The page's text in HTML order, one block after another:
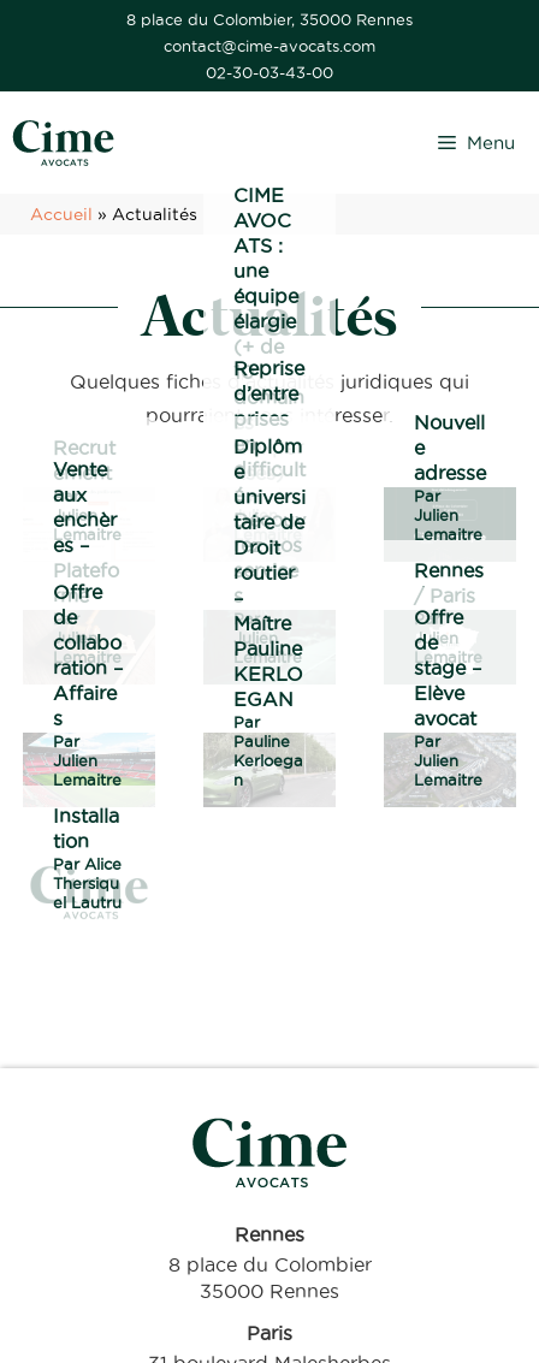
8 place du Colombier, 35000 Rennes
contact@cime-avocats.com
02-30-03-43-00
Menu
Accueil » Actualités
Actualités
Quelques fiches d'actualités juridiques qui
pourraient vous intéresser.
Recrut
ement
Par
Julien
Lemaitre
CIME
AVOC
ATS :
une
équipe
élargie
(+ de
10
domain
es
d’exper
tises)
Par
Julien
Lemaitre
Nouvell
e
adresse
Par
Julien
Lemaitre
Vente
aux
enchèr
es –
Platefo
rme
Par
Julien
Lemaitre
Reprise
d’entre
prises
en
difficult
é –
Découv
rez nos
service
s
Par
Julien
Lemaitre
Rennes
/ Paris
Par
Julien
Lemaitre
Offre
de
collabo
ration –
Affaire
s
Par
Julien
Lemaitre
Diplôm
e
universi
taire de
Droit
routier
–
Maître
Pauline
KERLO
EGAN
Par
Pauline
Kerloega
n
Offre
de
stage –
Elève
avocat
Par
Julien
Lemaitre
Installa
tion
Par Alice
Thersiqu
el Lautru
Rennes
8 place du Colombier
35000 Rennes
Paris